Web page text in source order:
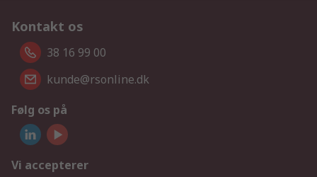
Kontakt os
38 16 99 00
kunde@rsonline.dk
Følg os på
Vi accepterer